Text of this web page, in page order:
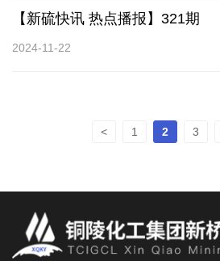
【新硫快讯 热点播报】321期
2024-11-22
< 1 2 3